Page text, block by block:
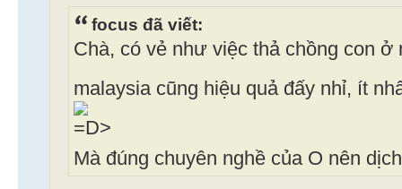
focus đã viết:
Chà, có vẻ như việc thả chồng con ở
malaysia cũng hiệu quả đấy nhỉ, ít
Mà đúng chuyên nghề của O nên